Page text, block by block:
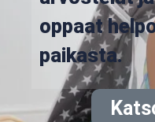
oppaat
paikasta.